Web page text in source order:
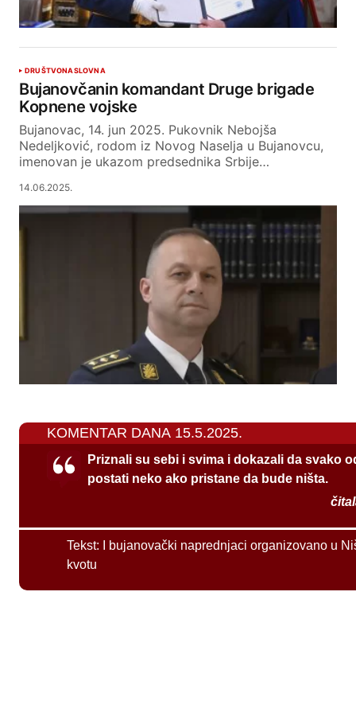
DRUŠTVONASLOVNA
Bujanovčanin komandant Druge brigade
Kopnene vojske
Bujanovac, 14. jun 2025. Pukovnik Nebojša
Nedeljković, rodom iz Novog Naselja u Bujanovcu,
imenovan je ukazom predsednika Srbije…
14.06.2025.
KOMENTAR DANA 15.5.2025.
Priznali su sebi i svima i dokazali da svako
postati neko ako pristane da bude ništa.
Tekst:
I bujanovački naprednjaci organizovano u
kvotu